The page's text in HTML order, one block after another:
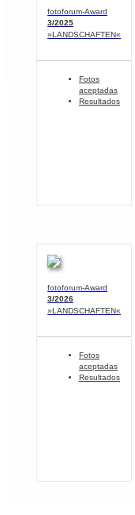
fotoforum-Award
3/2025
»LANDSCHAFTEN«
Fotos
aceptadas
Resultados
fotoforum-Award
3/2026
»LANDSCHAFTEN«
Fotos
aceptadas
Resultados